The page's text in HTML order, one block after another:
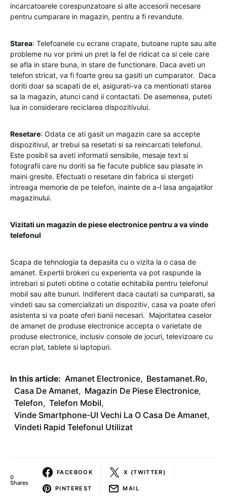
incarcatoarele corespunzatoare si alte accesorii necesare
pentru cumparare in magazin, pentru a fi revandute.
Starea: Telefoanele cu ecrane crapate, butoane rupte sau alte
probleme nu vor primi un pret la fel de ridicat ca si cele care
se afla in stare buna, in stare de functionare. Daca aveti un
telefon stricat, va fi foarte greu sa gasiti un cumparator. Daca
doriti doar sa scapati de el, asigurati-va ca mentionati starea
sa la magazin, atunci cand ii contactati. De asemenea, puteti
lua in considerare reciclarea dispozitivului.
Resetare: Odata ce ati gasit un magazin care sa accepte
dispozitivul, ar trebui sa resetati si sa reincarcati telefonul.
Este posibil sa aveti informatii sensibile, mesaje text si
fotografii care nu doriti sa fie facute publice sau plasate in
maini gresite. Efectuati o resetare din fabrica si stergeti
intreaga memorie de pe telefon, inainte de a-l lasa angajatilor
magazinului.
Vizitati un magazin de piese electronice pentru a va vinde
telefonul
Scapa de tehnologia ta depasita cu o vizita la o casa de
amanet. Expertii brokeri cu experienta va pot raspunde la
intrebari si puteti obtine o cotatie echitabila pentru telefonul
mobil sau alte bunuri. Indiferent daca cautati sa cumparati, sa
vindeti sau sa comercializati un dispozitiv, casa va poate oferi
asistenta si va poate oferi banii necesari. Majoritatea caselor
de amanet de produse electronice accepta o varietate de
produse electronice, inclusiv console de jocuri, televizoare cu
ecran plat, tablete si laptopuri.
In this article: Amanet Electronice, Bestamanet.ro,
Casa De Amanet, Magazin De Piese Electronice,
Telefon, Telefon Mobil,
Vinde Smartphone-Ul Vechi La O Casa De Amanet,
Vindeti Rapid Telefonul Utilizat
0
Shares
FACEBOOK X (TWITTER)
PINTEREST MAIL